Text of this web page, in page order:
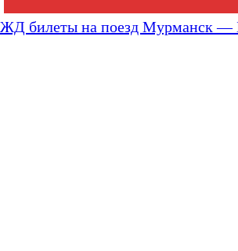
ЖД билеты на поезд Мурманск —